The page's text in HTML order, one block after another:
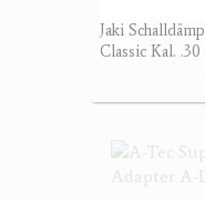
Jaki
Classic Kal. .30